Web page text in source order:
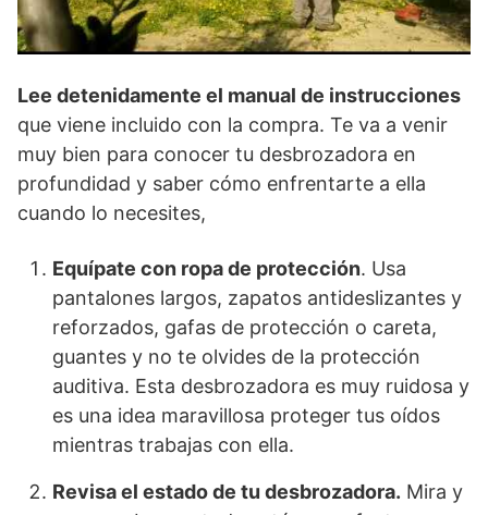
Lee detenidamente el manual de instrucciones
que viene incluido con la compra. Te va a venir
muy bien para conocer tu desbrozadora en
profundidad y saber cómo enfrentarte a ella
cuando lo necesites,
Equípate con ropa de protección. Usa
pantalones largos, zapatos antideslizantes y
reforzados, gafas de protección o careta,
guantes y no te olvides de la protección
auditiva. Esta desbrozadora es muy ruidosa y
es una idea maravillosa proteger tus oídos
mientras trabajas con ella.
Revisa el estado de tu desbrozadora. Mira y